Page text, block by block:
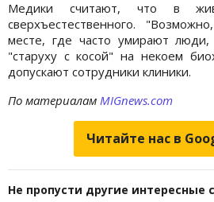
Медики считают, что в
сверхъестественного.
месте, где часто умирают люди,
"старуху с косой" на некоем
допускают сотрудники клиники.
По материалам MIGnews.com
Читайте нас в
Не пропусти другие интересные